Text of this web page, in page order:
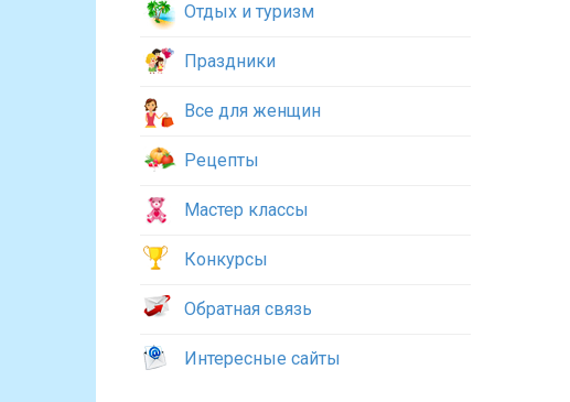
Отдых и туризм
Праздники
Все для женщин
Рецепты
Мастер классы
Конкурсы
Обратная связь
Интересные сайты